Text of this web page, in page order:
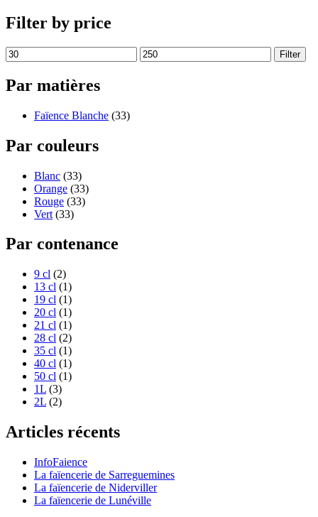
Filter by price
Filter
Par matières
Faïence Blanche (33)
Par couleurs
Blanc (33)
Orange (33)
Rouge (33)
Vert (33)
Par contenance
9 cl (2)
13 cl (1)
19 cl (1)
20 cl (1)
21 cl (1)
28 cl (2)
35 cl (1)
40 cl (1)
50 cl (1)
1L (3)
2L (2)
Articles récents
InfoFaience
La faïencerie de Sarreguemines
La faïencerie de Niderviller
La faïencerie de Lunéville